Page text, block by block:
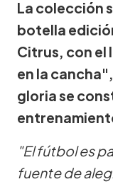
La colección
botella
Citrus, con el
en la
gloria se
"El fútbol es
fuente de